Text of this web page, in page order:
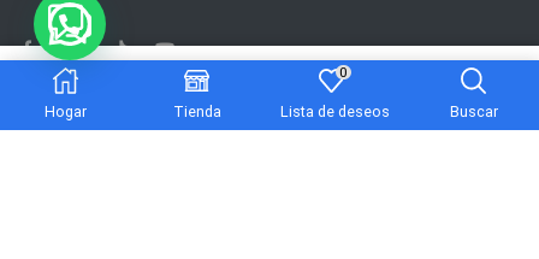
45.199 Añadir al carrito
Hogar Tienda
0
Lista de deseos Buscar